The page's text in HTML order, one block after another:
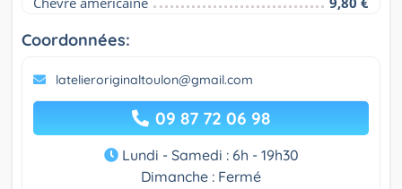
Coordonnées:
latelieroriginaltoulon@gmail.com
09 87 72 06 98
Lundi - Samedi : 6h - 19h30
Dimanche : Fermé